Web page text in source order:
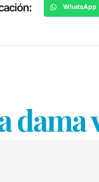
WhatsApp
dama